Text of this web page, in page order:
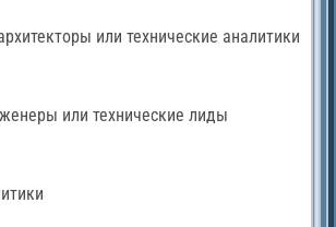
или технические аналитики
или технические лиды